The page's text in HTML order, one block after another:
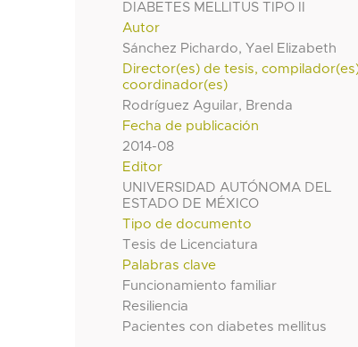
DIABETES MELLITUS TIPO II
Autor
Sánchez Pichardo, Yael Elizabeth
Director(es) de tesis,
coordinador(es)
Rodríguez Aguilar, Brenda
Fecha de publicación
2014-08
Editor
UNIVERSIDAD AUTÓNOMA DEL
ESTADO DE MÉXICO
Tipo de documento
Tesis de Licenciatura
Palabras clave
Funcionamiento familiar
Resiliencia
Pacientes con diabetes mellitus